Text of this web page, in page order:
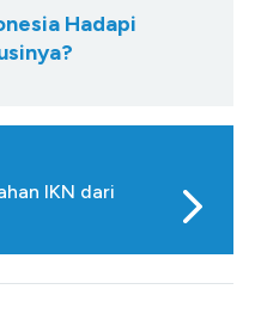
Hadapi
IKN dari